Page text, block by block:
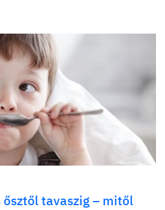
ősztől tavaszig – mitől